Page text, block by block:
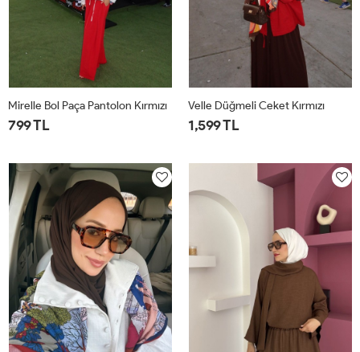
Mirelle Bol Paça Pantolon Kırmızı
799 TL
Velle Düğmeli Ceket Kırmızı
1,599 TL